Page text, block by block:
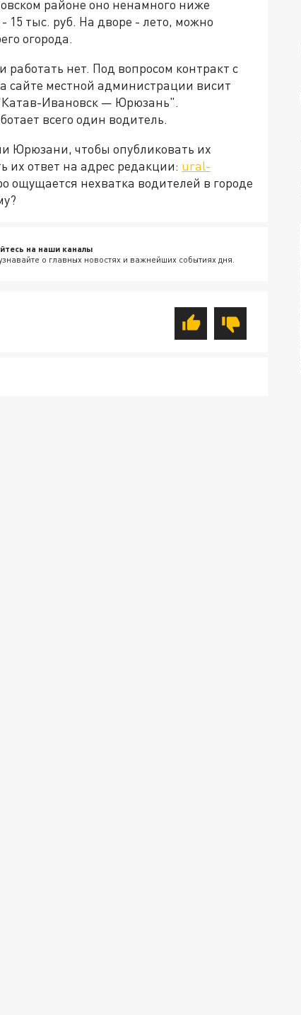
районе оно ненамного ниже
15 тыс. руб. На дворе - лето, можно
огорода.
нет. Под вопросом контракт с
сайте местной администрации висит
Ивановск — Юрюзань".
всего один водитель.
Юрюзани, чтобы опубликовать их
их ответ на адрес редакции: ural-
ощущается нехватка водителей в городе
на наши каналы
о главных новостях и важнейших событиях дня.